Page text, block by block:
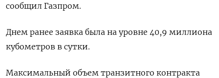
сообщил Газпром.
Днем ранее заявка была на уровне 40,9 миллиона
кубометров в сутки.
Максимальный объем транзитного контракта